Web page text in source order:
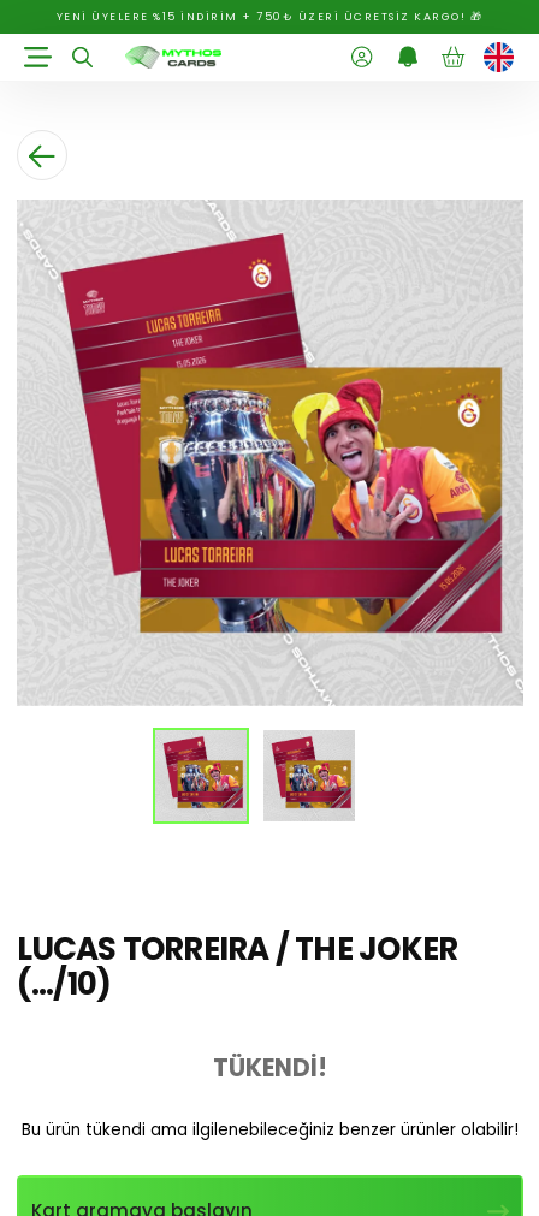
YENİ ÜYELERE %15 İNDİRİM + 750₺ ÜZERİ ÜCRETSİZ KARGO! 🎁
LUCAS TORREIRA / THE JOKER
(.../10)
TÜKENDİ!
Bu ürün tükendi ama ilgilenebileceğiniz benzer ürünler olabilir!
Kart aramaya başlayın